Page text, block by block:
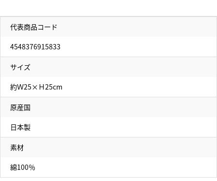
代表商品コード
4548376915833
サイズ
約Ｗ25×Ｈ25cm
原産国
日本製
素材
綿100％